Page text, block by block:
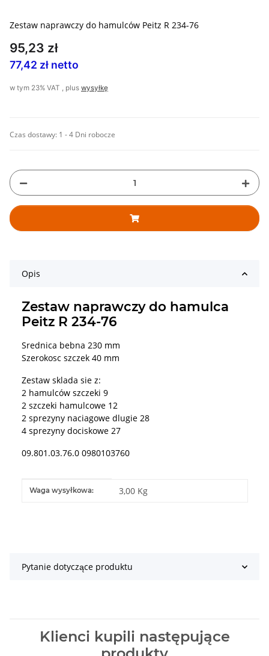
Zestaw naprawczy do hamulców Peitz R 234-76
95,23 zł
77,42 zł netto
w tym 23% VAT , plus wysyłkę
Czas dostawy: 1 - 4 Dni robocze
Opis
Zestaw naprawczy do hamulca
Peitz R 234-76
Srednica bebna 230 mm
Szerokosc szczek 40 mm
Zestaw sklada sie z:
2 hamulców szczeki 9
2 szczeki hamulcowe 12
2 sprezyny naciagowe dlugie 28
4 sprezyny dociskowe 27
09.801.03.76.0 0980103760
#productDetails.itemInformation#
#productDetails.itemValue#
Waga wysyłkowa: 3,00 Kg
Pytanie dotyczące produktu
Klienci kupili następujące